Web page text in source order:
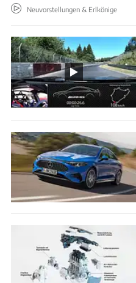
Neuvorstellungen & Erlkönige